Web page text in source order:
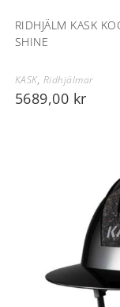
RIDHJÄLM KASK
SHINE
KASK, Ridhjälmar
5689,00 kr